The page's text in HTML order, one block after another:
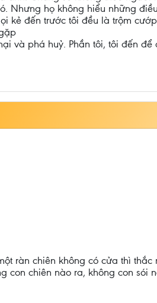
Nhưng họ không hiểu những
kẻ đến trước tôi đều là trộm
và phá huỷ. Phần tôi, tôi đến
ràn chiên không có cửa thì
con chiên nào ra, không con sói